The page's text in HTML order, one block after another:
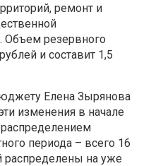
ремонт и
Объем резервного
и составит 1,5
Елена Зырянова
изменения в начале
периода – всего 16
распределены на уже